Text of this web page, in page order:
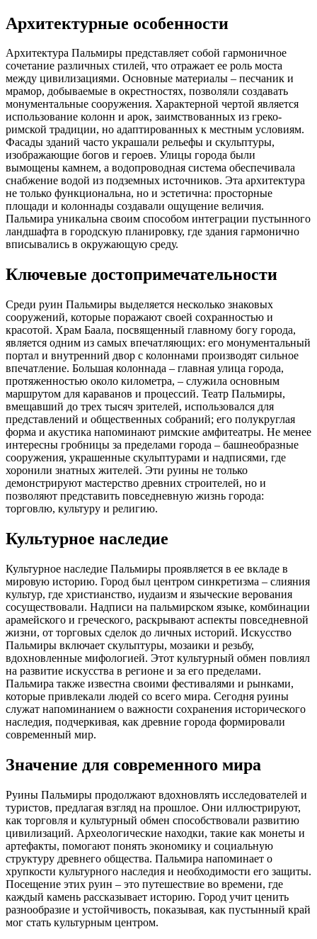
Архитектурные особенности
Архитектура Пальмиры представляет собой гармоничное
сочетание различных стилей, что отражает ее роль моста
между цивилизациями. Основные материалы – песчаник и
мрамор, добываемые в окрестностях, позволяли создавать
монументальные сооружения. Характерной чертой является
использование колонн и арок, заимствованных из греко-
римской традиции, но адаптированных к местным условиям.
Фасады зданий часто украшали рельефы и скульптуры,
изображающие богов и героев. Улицы города были
вымощены камнем, а водопроводная система обеспечивала
снабжение водой из подземных источников. Эта архитектура
не только функциональна, но и эстетична: просторные
площади и колоннады создавали ощущение величия.
Пальмира уникальна своим способом интеграции пустынного
ландшафта в городскую планировку, где здания гармонично
вписывались в окружающую среду.
Ключевые достопримечательности
Среди руин Пальмиры выделяется несколько знаковых
сооружений, которые поражают своей сохранностью и
красотой. Храм Баала, посвященный главному богу города,
является одним из самых впечатляющих: его монументальный
портал и внутренний двор с колоннами производят сильное
впечатление. Большая колоннада – главная улица города,
протяженностью около километра, – служила основным
маршрутом для караванов и процессий. Театр Пальмиры,
вмещавший до трех тысяч зрителей, использовался для
представлений и общественных собраний; его полукруглая
форма и акустика напоминают римские амфитеатры. Не менее
интересны гробницы за пределами города – башнеобразные
сооружения, украшенные скульптурами и надписями, где
хоронили знатных жителей. Эти руины не только
демонстрируют мастерство древних строителей, но и
позволяют представить повседневную жизнь города:
торговлю, культуру и религию.
Культурное наследие
Культурное наследие Пальмиры проявляется в ее вкладе в
мировую историю. Город был центром синкретизма – слияния
культур, где христианство, иудаизм и языческие верования
сосуществовали. Надписи на пальмирском языке, комбинации
арамейского и греческого, раскрывают аспекты повседневной
жизни, от торговых сделок до личных историй. Искусство
Пальмиры включает скульптуры, мозаики и резьбу,
вдохновленные мифологией. Этот культурный обмен повлиял
на развитие искусства в регионе и за его пределами.
Пальмира также известна своими фестивалями и рынками,
которые привлекали людей со всего мира. Сегодня руины
служат напоминанием о важности сохранения исторического
наследия, подчеркивая, как древние города формировали
современный мир.
Значение для современного мира
Руины Пальмиры продолжают вдохновлять исследователей и
туристов, предлагая взгляд на прошлое. Они иллюстрируют,
как торговля и культурный обмен способствовали развитию
цивилизаций. Археологические находки, такие как монеты и
артефакты, помогают понять экономику и социальную
структуру древнего общества. Пальмира напоминает о
хрупкости культурного наследия и необходимости его защиты.
Посещение этих руин – это путешествие во времени, где
каждый камень рассказывает историю. Город учит ценить
разнообразие и устойчивость, показывая, как пустынный край
мог стать культурным центром.